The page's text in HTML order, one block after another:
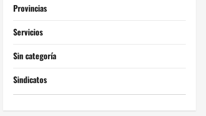
Provincias
Servicios
Sin categoría
Sindicatos